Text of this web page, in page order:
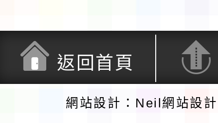
返回首頁
網站設計：Neil網站設